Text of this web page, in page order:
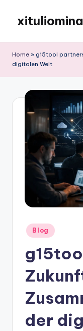
content
Home » g15tool
digitalen Welt
Posted
in
Blog
der